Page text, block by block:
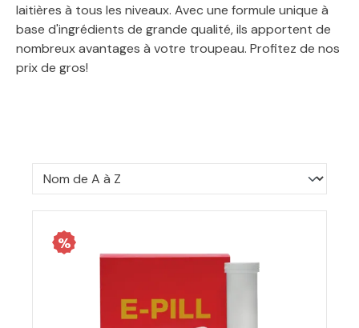
laitières à tous les niveaux. Avec une formule unique à
base d'ingrédients de grande qualité, ils apportent de
nombreux avantages à votre troupeau. Profitez de nos
prix de gros!
%